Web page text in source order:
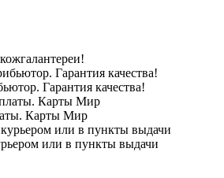
Гарантия качества!
Карты Мир
или в пункты выдачи